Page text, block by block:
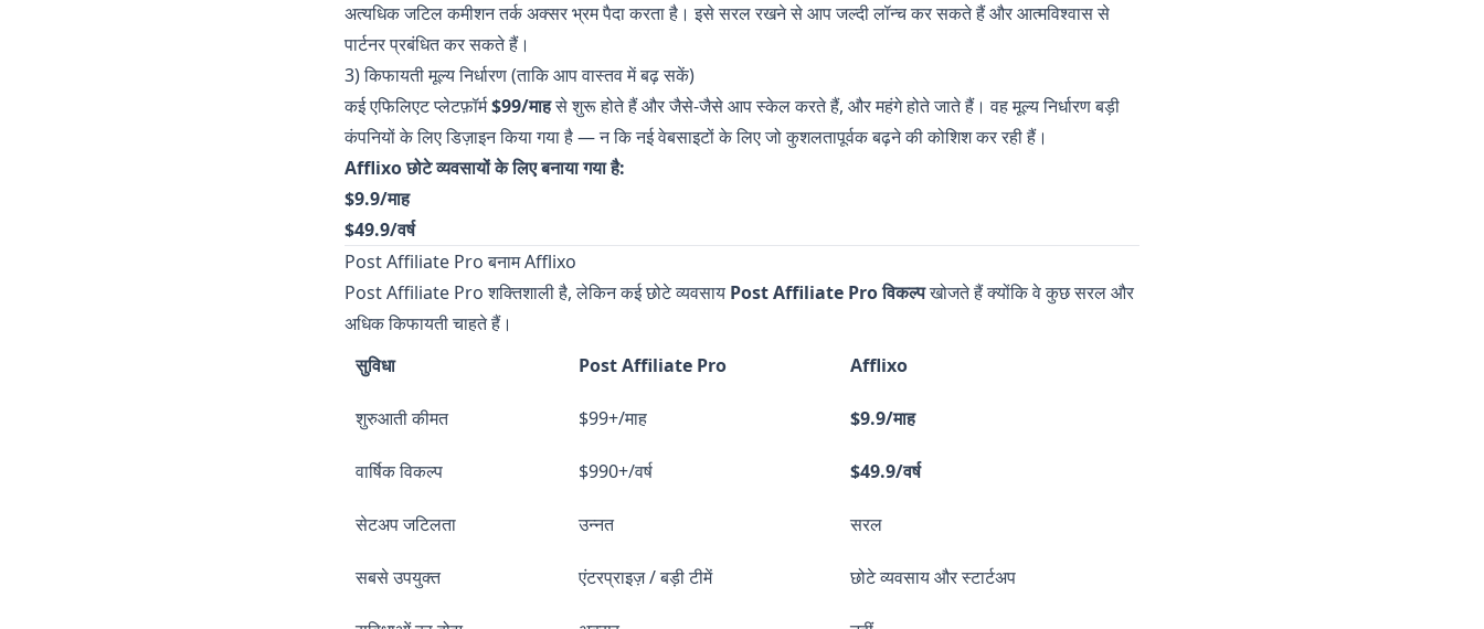
अत्यधिक जटिल कमीशन तर्क अक्सर भ्रम पैदा करता है। इसे सरल रखने से आप जल्दी लॉन्च कर सकते हैं और आत्मविश्वास से
पार्टनर प्रबंधित कर सकते हैं।
3) किफायती मूल्य निर्धारण (ताकि आप वास्तव में बढ़ सकें)
कई एफिलिएट प्लेटफ़ॉर्म$99/माहसे शुरू होते हैं और जैसे-जैसे आप स्केल करते हैं, और महंगे होते जाते हैं। वह मूल्य निर्धारण बड़ी
कंपनियों के लिए डिज़ाइन किया गया है — न कि नई वेबसाइटों के लिए जो कुशलतापूर्वक बढ़ने की कोशिश कर रही हैं।
Afflixo छोटे व्यवसायों के लिए बनाया गया है:
$9.9/माह
$49.9/वर्ष
Post Affiliate Pro बनाम Afflixo
Post Affiliate Pro शक्तिशाली है, लेकिन कई छोटे व्यवसाय Post Affiliate Pro विकल्पखोजते हैं क्योंकि वे कुछ सरल और
अधिक किफायती चाहते हैं।
सुविधा
Post Affiliate Pro Afflixo
शुरुआती कीमत $99+/माह $9.9/माह
वार्षिक विकल्प $990+/वर्ष $49.9/वर्ष
सेटअप जटिलता उन्नत सरल
सबसे उपयुक्त एंटरप्राइज़ / बड़ी टीमें छोटे व्यवसाय और स्टार्टअप